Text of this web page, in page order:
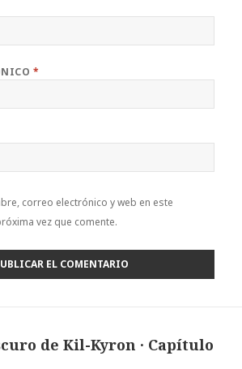
*
correo electrónico y web en este
vez que comente.
de Kil-Kyron · Capítulo